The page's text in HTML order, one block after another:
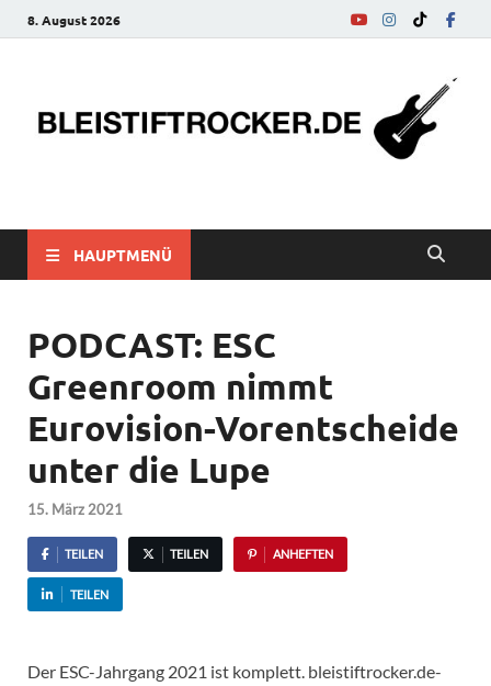
8. August 2026
bleistiftrocker.de
HAUPTMENÜ
PODCAST: ESC
Greenroom nimmt
Eurovision-Vorentscheide
unter die Lupe
15. März 2021
TEILEN TEILEN ANHEFTEN
TEILEN
Der ESC-Jahrgang 2021 ist komplett. bleistiftrocker.de-